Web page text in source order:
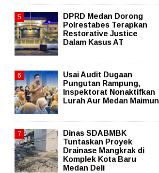
DPRD Medan Dorong
Polrestabes Terapkan
Restorative Justice
Dalam Kasus AT
Usai Audit Dugaan
Pungutan Rampung,
Inspektorat Nonaktifkan
Lurah Aur Medan Maimun
Dinas SDABMBK
Tuntaskan Proyek
Drainase Mangkrak di
Komplek Kota Baru
Medan Deli